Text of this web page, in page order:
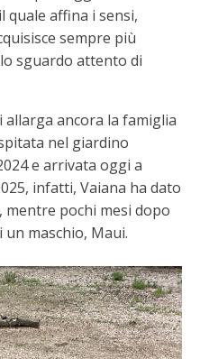
quale affina i sensi,
sempre più
sguardo attento di
allarga ancora la famiglia
nel giardino
e arrivata oggi a
infatti, Vaiana ha dato
mentre pochi mesi dopo
un maschio, Maui.